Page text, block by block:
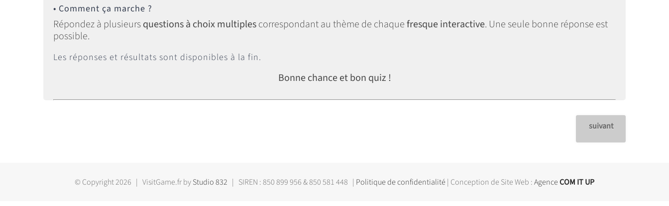
• Comment ça marche ?
Répondez à plusieursquestions à choix multiplescorrespondant au thème de chaquefresque interactive. Une seule bonne réponse est
possible.
Les réponses et résultats sont disponibles à la fin.
Bonne chance et bon quiz !
suivant
© Copyright2026 | VisitGame.fr byStudio 832 | SIREN : 850 899 956 & 850 581 448 | Politique de confidentialité | Conception de Site Web :AgenceCOM IT UP